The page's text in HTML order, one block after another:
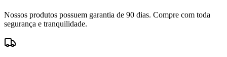
Nossos produtos possuem garantia de 90 dias. Compre com toda
segurança e tranquilidade.